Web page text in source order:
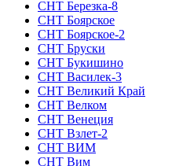
СНТ Березка-8
СНТ Боярское
СНТ Боярское-2
СНТ Бруски
СНТ Букишино
СНТ Василек-3
СНТ Великий Край
СНТ Велком
СНТ Венеция
СНТ Взлет-2
СНТ ВИМ
СНТ Вим